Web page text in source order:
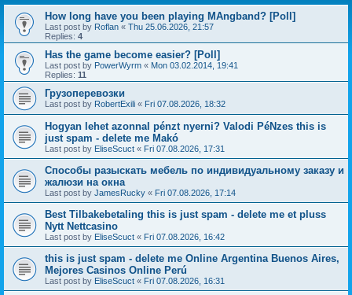
How long have you been playing MAngband? [Poll]
Last post by Roflan « Thu 25.06.2026, 21:57
Replies: 4
Has the game become easier? [Poll]
Last post by PowerWyrm « Mon 03.02.2014, 19:41
Replies: 11
Грузоперевозки
Last post by RobertExili « Fri 07.08.2026, 18:32
Hogyan lehet azonnal pénzt nyerni? Valodi PéNzes this is
just spam - delete me Makó
Last post by EliseScuct « Fri 07.08.2026, 17:31
Способы разыскать мебель по индивидуальному заказу и
жалюзи на окна
Last post by JamesRucky « Fri 07.08.2026, 17:14
Best Tilbakebetaling this is just spam - delete me et pluss
Nytt Nettcasino
Last post by EliseScuct « Fri 07.08.2026, 16:42
this is just spam - delete me Online Argentina Buenos Aires,
Mejores Casinos Online Perú
Last post by EliseScuct « Fri 07.08.2026, 16:31